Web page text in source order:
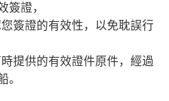
簽證，
簽證的有效性，以免耽誤行
提供的有效證件原件，經過
。